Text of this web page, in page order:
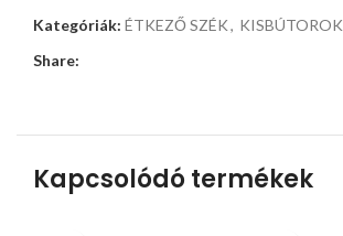
Kategóriák: ÉTKEZŐ SZÉK, KISBÚTOROK
Share:
Kapcsolódó termékek